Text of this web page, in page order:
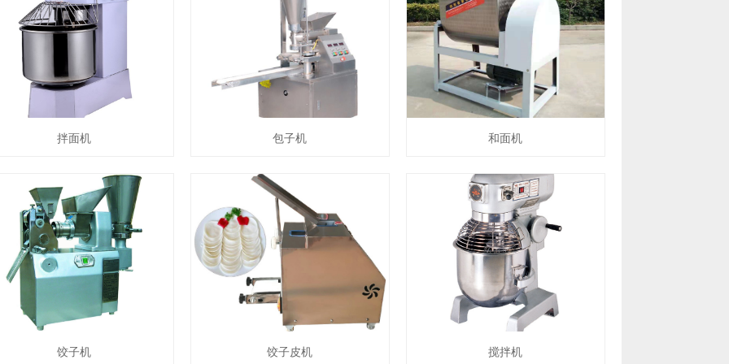
拌面机 包子机 和面机
饺子机 饺子皮机 搅拌机